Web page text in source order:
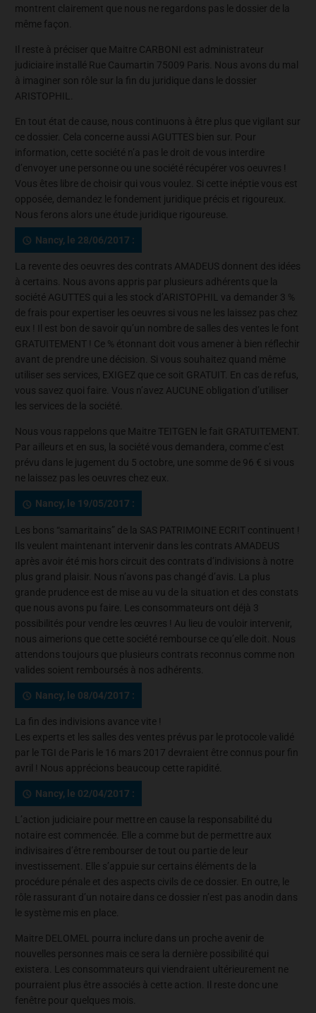
montrent clairement que nous ne regardons pas le dossier de la
même façon.
Il reste à préciser que Maitre CARBONI est administrateur
judiciaire installé Rue Caumartin 75009 Paris. Nous avons du mal
à imaginer son rôle sur la fin du juridique dans le dossier
ARISTOPHIL.
En tout état de cause, nous continuons à être plus que vigilant sur
ce dossier. Cela concerne aussi AGUTTES bien sur. Pour
information, cette société n’a pas le droit de vous interdire
d’envoyer une personne ou une société récupérer vos oeuvres !
Vous êtes libre de choisir qui vous voulez. Si cette inéptie vous est
opposée, demandez le fondement juridique précis et rigoureux.
Nous ferons alors une étude juridique rigoureuse.
Nancy, le 28/06/2017 :
La revente des oeuvres des contrats AMADEUS donnent des idées
à certains. Nous avons appris par plusieurs adhérents que la
société AGUTTES qui a les stock d’ARISTOPHIL va demander 3 %
de frais pour expertiser les oeuvres si vous ne les laissez pas chez
eux ! Il est bon de savoir qu’un nombre de salles des ventes le font
GRATUITEMENT ! Ce % étonnant doit vous amener à bien réflechir
avant de prendre une décision. Si vous souhaitez quand même
utiliser ses services, EXIGEZ que ce soit GRATUIT. En cas de refus,
vous savez quoi faire. Vous n’avez AUCUNE obligation d’utiliser
les services de la société.
Nous vous rappelons que Maitre TEITGEN le fait GRATUITEMENT.
Par ailleurs et en sus, la société vous demandera, comme c’est
prévu dans le jugement du 5 octobre, une somme de 96 € si vous
ne laissez pas les oeuvres chez eux.
Nancy, le 19/05/2017 :
Les bons “samaritains” de la SAS PATRIMOINE ECRIT continuent !
Ils veulent maintenant intervenir dans les contrats AMADEUS
après avoir été mis hors circuit des contrats d’indivisions à notre
plus grand plaisir. Nous n’avons pas changé d’avis. La plus
grande prudence est de mise au vu de la situation et des constats
que nous avons pu faire. Les consommateurs ont déjà 3
possibilités pour vendre les œuvres ! Au lieu de vouloir intervenir,
nous aimerions que cette société rembourse ce qu’elle doit. Nous
attendons toujours que plusieurs contrats reconnus comme non
valides soient remboursés à nos adhérents.
Nancy, le 08/04/2017 :
La fin des indivisions avance vite !
Les experts et les salles des ventes prévus par le protocole validé
par le TGI de Paris le 16 mars 2017 devraient être connus pour fin
avril ! Nous apprécions beaucoup cette rapidité.
Nancy, le 02/04/2017 :
L’action judiciaire pour mettre en cause la responsabilité du
notaire est commencée. Elle a comme but de permettre aux
indivisaires d’être rembourser de tout ou partie de leur
investissement. Elle s’appuie sur certains éléments de la
procédure pénale et des aspects civils de ce dossier. En outre, le
rôle rassurant d’un notaire dans ce dossier n’est pas anodin dans
le système mis en place.
Maitre DELOMEL pourra inclure dans un proche avenir de
nouvelles personnes mais ce sera la dernière possibilité qui
existera. Les consommateurs qui viendraient ultérieurement ne
pourraient plus être associés à cette action. Il reste donc une
fenêtre pour quelques mois.